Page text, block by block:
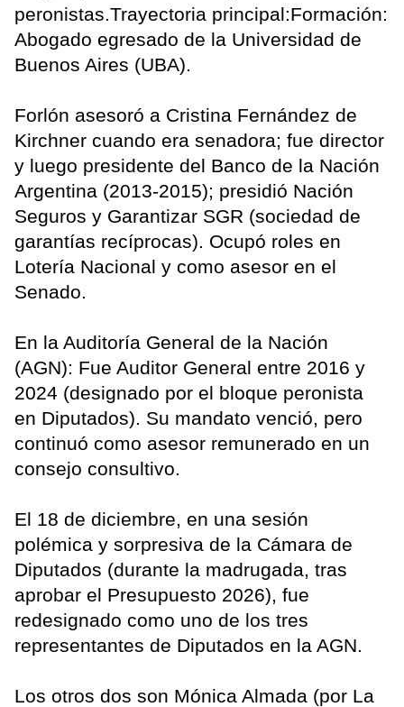
peronistas.Trayectoria principal:Formación:
Abogado egresado de la Universidad de
Buenos Aires (UBA).
Forlón asesoró a Cristina Fernández de
Kirchner cuando era senadora; fue director
y luego presidente del Banco de la Nación
Argentina (2013-2015); presidió Nación
Seguros y Garantizar SGR (sociedad de
garantías recíprocas). Ocupó roles en
Lotería Nacional y como asesor en el
Senado.
En la Auditoría General de la Nación
(AGN): Fue Auditor General entre 2016 y
2024 (designado por el bloque peronista
en Diputados). Su mandato venció, pero
continuó como asesor remunerado en un
consejo consultivo.
El 18 de diciembre, en una sesión
polémica y sorpresiva de la Cámara de
Diputados (durante la madrugada, tras
aprobar el Presupuesto 2026), fue
redesignado como uno de los tres
representantes de Diputados en la AGN.
Los otros dos son Mónica Almada (por La